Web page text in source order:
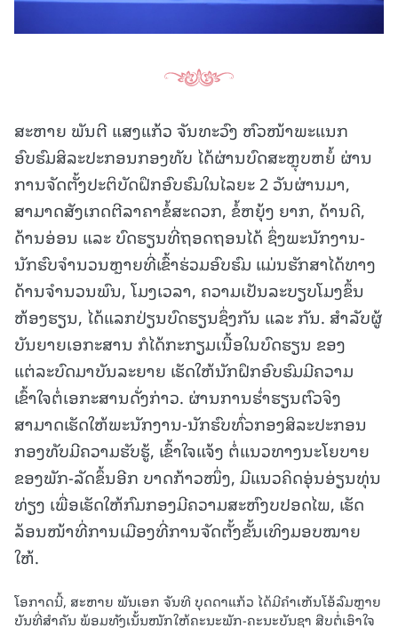
ສະຫາຍ ພັນຕີ ແສງແກ້ວ ຈັນທະວົງ ຫົວໜ້າພະແນກ
ອົບຮົມສິລະປະກອນກອງທັບ ໄດ້ຜ່ານບົດສະຫຼຸບຫຍໍ້ ຜ່ານ
ການຈັດຕັ້ງປະຕິບັດຝຶກອົບຮົມໃນໄລຍະ 2 ວັນຜ່ານມາ,
ສາມາດສັງເກດຕີລາຄາຂໍ້ສະດວກ, ຂໍ້ຫຍຸ້ງ ຍາກ, ດ້ານດີ,
ດ້ານອ່ອນ ແລະ ບົດຮຽນທີ່ຖອດຖອນໄດ້ ຊຶ່ງພະນັກງານ-
ນັກຮົບຈຳນວນຫຼາຍທີ່ເຂົ້າຮ່ວມອົບຮົມ ແມ່ນຮັກສາໄດ້ທາງ
ດ້ານຈຳນວນພົນ, ໂມງເວລາ, ຄວາມເປັນລະບຽບໂມງຂຶ້ນ
ຫ້ອງຮຽນ, ໄດ້ແລກປ່ຽນບົດຮຽນຊຶ່ງກັນ ແລະ ກັນ. ສຳລັບຜູ້
ບັນຍາຍເອກະສານ ກໍໄດ້ກະກຽມເນື້ອໃນບົດຮຽນ ຂອງ
ແຕ່ລະບົດມາບັນລະຍາຍ ເຮັດໃຫ້ນັກຝຶກອົບຮົມມີຄວາມ
ເຂົ້າໃຈຕໍ່ເອກະສານດັ່ງກ່າວ. ຜ່ານການຮໍ່າຮຽນຕົວຈິງ
ສາມາດເຮັດໃຫ້ພະນັກງານ-ນັກຮົບທົ່ວກອງສິລະປະກອນ
ກອງທັບມີຄວາມຮັບຮູ້, ເຂົ້າໃຈແຈ້ງ ຕໍ່ແນວທາງນະໂຍບາຍ
ຂອງພັກ-ລັດຂຶ້ນອີກ ບາດກ້າວໜຶ່ງ, ມີແນວຄິດອຸ່ນອ່ຽນທຸ່ນ
ທ່ຽງ ເພື່ອເຮັດໃຫ້ກົມກອງມີຄວາມສະຫົງບປອດໄພ, ເຮັດ
ລ້ອນໜ້າທີ່ການເມືອງທີ່ການຈັດຕັ້ງຂັ້ນເທິງມອບໝາຍ
ໃຫ້.
ໂອກາດນີ້, ສະຫາຍ ພັນເອກ ຈັນທີ ບຸດດາແກ້ວ ໄດ້ມີຄຳເຫັນໂອ້ລົມຫຼາຍ
ບັນທີ່ສຳຄັນ ພ້ອມທັງເນັ້ນໜັກໃຫ້ຄະນະພັກ-ຄະນະບັນຊາ ສືບຕໍ່ເອົາໃຈ